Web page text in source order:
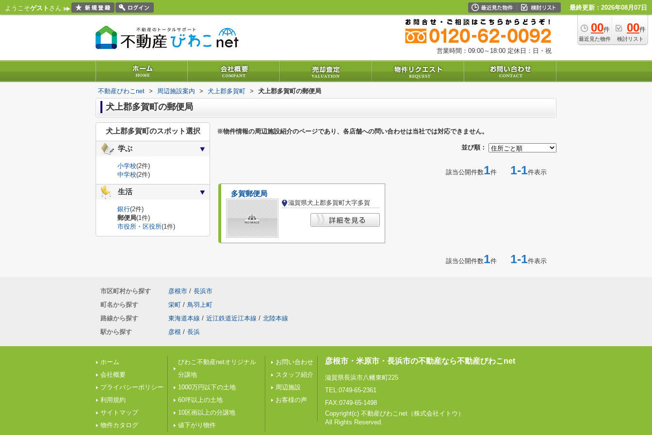
ようこそゲスト さん 最終更新：2026年08月07日
00件
最近見た物件
00件
検討リスト
営業時間：09:00～18:00 定休日：日・祝
不動産びわこnet > 周辺施設案内 > 犬上郡多賀町 > 犬上郡多賀町の郵便局
犬上郡多賀町の郵便局
※物件情報の周辺施設紹介のページであり、各店舗への問い合わせは当社では対応できません。
並び順：
該当公開件数1件 1-1件表示
多賀郵便局
滋賀県犬上郡多賀町大字多賀
該当公開件数1件 1-1件表示
犬上郡多賀町のスポット選択
学ぶ
小学校(2件)
中学校(2件)
生活
銀行(2件)
郵便局(1件)
市役所・区役所(1件)
市区町村から探す 彦根市 / 長浜市
町名から探す
栄町 / 鳥羽上町
路線から探す
東海道本線 / 近江鉄道近江本線 / 北陸本線
駅から探す
彦根 / 長浜
ホーム
会社概要
プライバシーポリシー
利用規約
サイトマップ
物件カタログ
びわこ不動産netオリジナル
分譲地
1000万円以下の土地
60坪以上の土地
10区画以上の分譲地
値下がり物件
お問い合わせ
スタッフ紹介
周辺施設
お客様の声
彦根市・米原市・長浜市の不動産なら不動産びわこnet
滋賀県長浜市八幡東町225
TEL:0749-65-2361
FAX:0749-65-1498
Copyright(c) 不動産びわこnet（株式会社イトウ）
All Rights Reserved.